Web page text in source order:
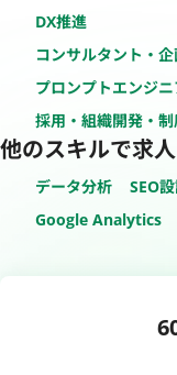
DX推進
コンサルタント・
プロンプトエンジ
採用・組織開発・
他のスキルで求
データ分析 SEO
Google Analytics